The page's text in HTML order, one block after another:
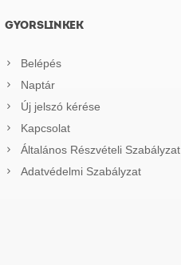
GYORSLINKEK
Belépés
Naptár
Új jelszó kérése
Kapcsolat
Általános Részvételi Szabályzat
Adatvédelmi Szabályzat